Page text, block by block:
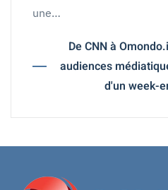
une…
De CNN à
audiences
d'un week-